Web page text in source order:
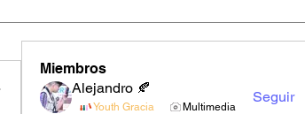
Miembros
Alejandro 🍂
Youth Gracia Multimedia
Seguir